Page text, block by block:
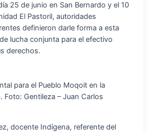
25 de junio en San Bernardo y el 10
El Pastoril, autoridades
definieron darle forma a esta
lucha conjunta para el efectivo
derechos.
para el Pueblo Moqoit en la
Foto: Gentileza – Juan Carlos
docente Indígena, referente del